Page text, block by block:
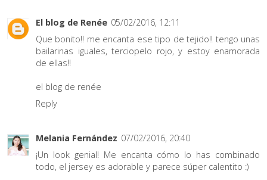
El blog de Renée 05/02/2016, 12:11
Que bonito!! me encanta ese tipo de tejido!! tengo unas
bailarinas iguales, terciopelo rojo, y estoy enamorada
de ellas!!
el blog de renée
Reply
Melania Fernández 07/02/2016, 20:40
¡Un look genial! Me encanta cómo lo has combinado
todo, el jersey es adorable y parece súper calentito :)